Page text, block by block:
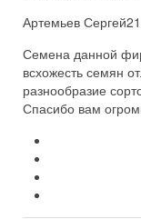
Артемьев Сергей
Семена данной
всхожесть семян
разнообразие
Спасибо вам